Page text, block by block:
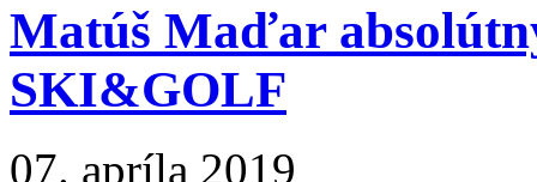
Matúš Maďar
SKI&GOLF
07. apríla 2019